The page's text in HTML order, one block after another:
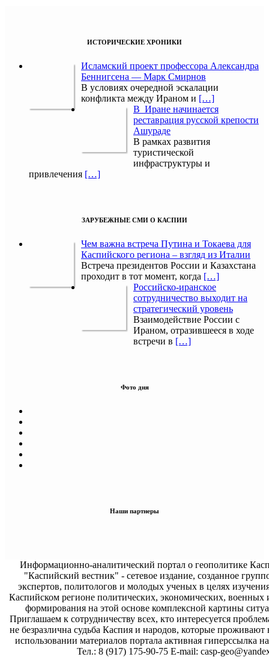
ИСТОРИЧЕСКИЕ ХРОНИКИ
Исламский проект профессора Александра
Беннигсена — Марк Смирнов
В условиях очередной эскалации
конфликта между Ираном и […]
В Иране начинается
реставрация русской крепости
Ашураде
В рамках развития
туристической
инфраструктуры и
привлечения […]
ЗАРУБЕЖНЫЕ СМИ О КАСПИИ
Чем важна встреча Путина и Токаева для
Каспийского региона – взгляд из Италии
Встреча президентов России и Казахстана
проходит в тот момент, когда […]
Российско-иранское
сотрудничество выходит на
стратегический уровень
Взаимодействие России с
Ираном, отразившееся в ходе
встречи в […]
Фото дня
Наши партнеры
Информационно-аналитический портал о геополитике
"Каспийский вестник" - сетевое издание, созданное
экспертов, политологов и молодых ученых в целях
Каспийском регионе политических, экономических, военных
формирования на этой основе комплексной картины
Приглашаем к сотрудничеству всех, кто интересуется
не безразлична судьба Каспия и народов, которые проживают
использовании материалов портала активная гиперссылка на
Тел.: 8 (917) 175-90-75 E-mail: casp-